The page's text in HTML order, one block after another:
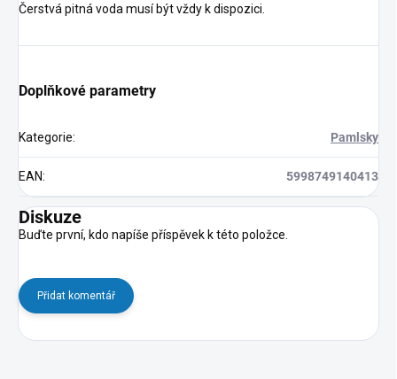
Čerstvá pitná voda musí být vždy k dispozici.
Doplňkové parametry
Kategorie: Pamlsky
EAN: 5998749140413
Diskuze
Buďte první, kdo napíše příspěvek k této položce.
Přidat komentář